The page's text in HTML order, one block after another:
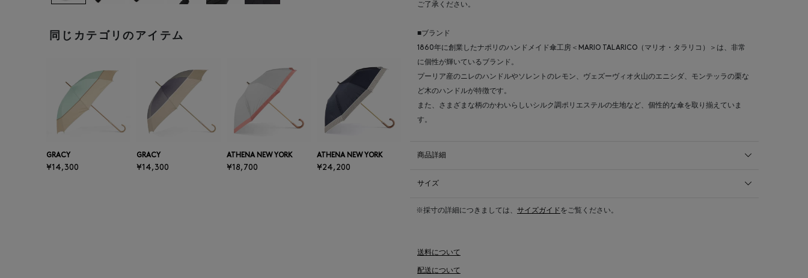
同じカテゴリのアイテム
GRACY
¥14,300
GRACY
¥14,300
ATHENA NEW YORK
¥18,700
ATHENA NEW YORK
¥24,200
ご了承ください。
■ブランド
1860年に創業したナポリのハンドメイド傘工房＜MARIO TALARICO（マリオ・タラリコ）＞は、非常
に個性が輝いているブランド。
プーリア産のニレのハンドルやソレントのレモン、ヴェズーヴィオ火山のエニシダ、モンテッラの栗な
ど木のハンドルが特徴です。
また、さまざまな柄のかわいらしいシルク調ポリエステルの生地など、個性的な傘を取り揃えていま
す。
商品詳細
サイズ
※採寸の詳細につきましては、 サイズガイドをご覧ください。
送料について
配送について